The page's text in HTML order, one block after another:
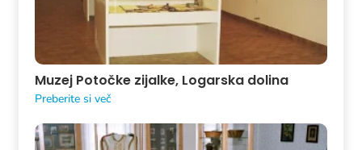
Muzej Potočke zijalke, Logarska dolina
Preberite si več